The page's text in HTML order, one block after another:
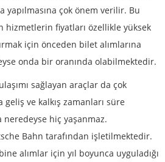
çok önem verilir. Bu
fiyatları özellikle yüksek
için önceden bilet alımlarına
onda bir oranında olabilmektedir.
sağlayan araçlar da çok
ve kalkış zamanları süre
hiç yaşanmaz.
Bahn tarafından işletilmektedir.
alımlar için yıl boyunca uyguladığı